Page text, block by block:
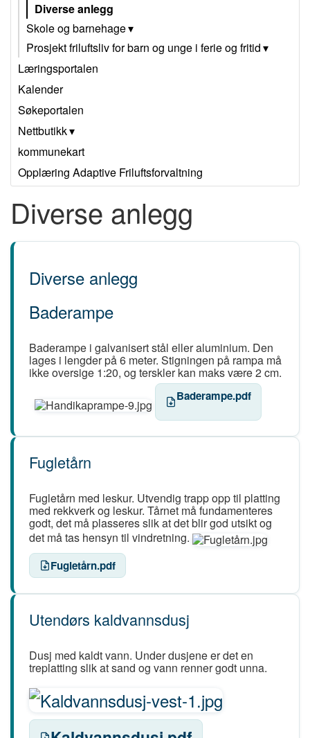
Diverse anlegg
Skole og barnehage
Prosjekt friluftsliv for barn og unge i ferie og fritid
Læringsportalen
Kalender
Søkeportalen
Nettbutikk
kommunekart
Opplæring Adaptive Friluftsforvaltning
Diverse anlegg
Diverse anlegg
Baderampe
Baderampe i galvanisert stål eller aluminium. Den
lages i lengder på 6 meter. Stigningen på rampa må
ikke oversige 1:20, og terskler kan maks være 2 cm.
Baderampe.pdf
Fugletårn
Fugletårn med leskur. Utvendig trapp opp til platting
med rekkverk og leskur. Tårnet må fundamenteres
godt, det må plasseres slik at det blir god utsikt og
det må tas hensyn til vindretning.
Fugletårn.pdf
Utendørs kaldvannsdusj
Dusj med kaldt vann. Under dusjene er det en
treplatting slik at sand og vann renner godt unna.